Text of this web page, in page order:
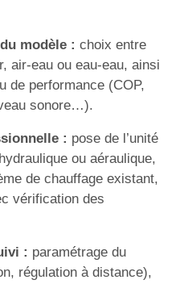
modèle : choix entre
air-eau ou eau-eau, ainsi
de performance (COP,
sonore…).
: pose de l’unité
ou aéraulique,
de chauffage existant,
vérification des
: paramétrage du
régulation à distance),